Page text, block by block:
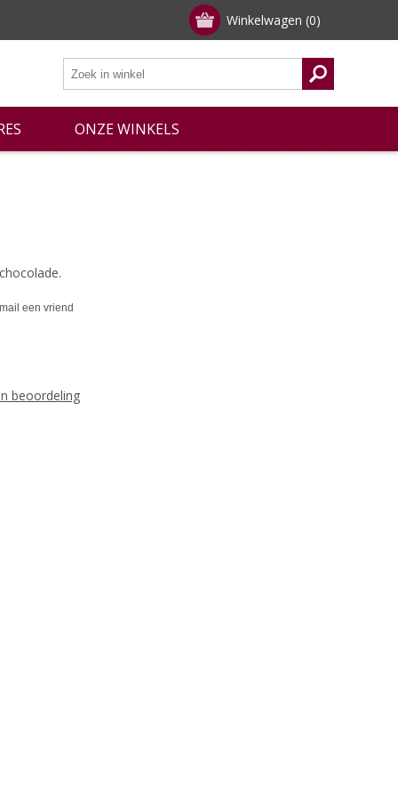
Winkelwagen (0)
ONZE WINKELS
beoordeling